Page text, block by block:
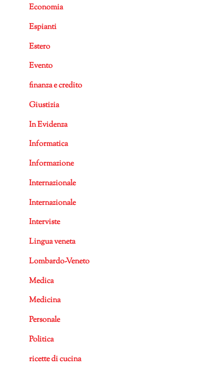
Economia
Espianti
Estero
Evento
finanza e credito
Giustizia
In Evidenza
Informatica
Informazione
Internazionale
Internazionale
Interviste
Lingua veneta
Lombardo-Veneto
Medica
Medicina
Personale
Politica
ricette di cucina